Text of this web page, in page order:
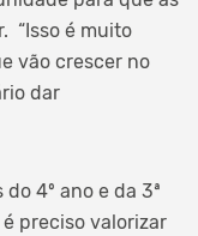
“Isso é muito
vão crescer no
dar
4º ano e da 3ª
preciso valorizar